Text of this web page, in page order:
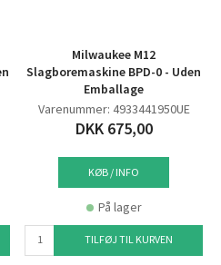
Milwaukee M12
Slagboremaskine BPD-0 - Uden
Emballage
Varenummer: 4933441950UE
DKK 675,00
KØB / INFO
På lager
TILFØJ TIL KURVEN